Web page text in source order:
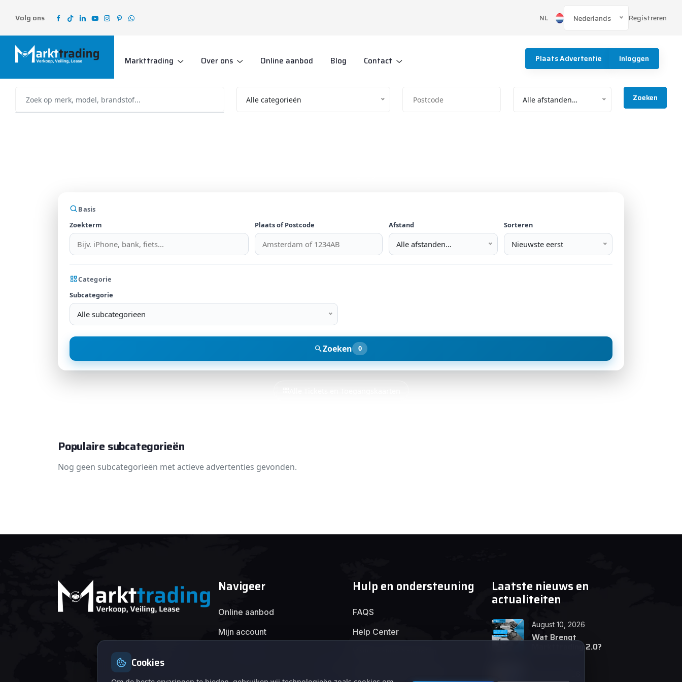
Volg ons NL Nederlands Registreren
Markttrading Over ons Online aanbod Blog Contact Plaats Advertentie Inloggen
Alle categorieën Alle afstanden… Zoeken
Basis
Zoekterm
Plaats of Postcode Afstand
Alle afstanden…
Sorteren
Nieuwste eerst
Categorie
Subcategorie
Alle subcategorieen
Zoeken 0
Populaire subcategorieën
Nog geen subcategorieën met actieve advertenties gevonden.
Navigeer
Online aanbod
Mijn account
Hulp en ondersteuning
FAQS
Help Center
Laatste nieuws en
actualiteiten
August 10, 2026
Wat Brengt
Markttrading 2.0?
Cookies